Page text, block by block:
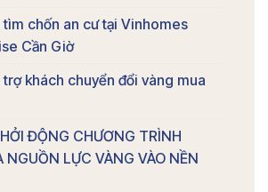
tìm chốn an cư tại Vinhomes
Cần Giờ
khách chuyển đổi vàng mua
ĐỘNG CHƯƠNG TRÌNH
NGUỒN LỰC VÀNG VÀO NỀN